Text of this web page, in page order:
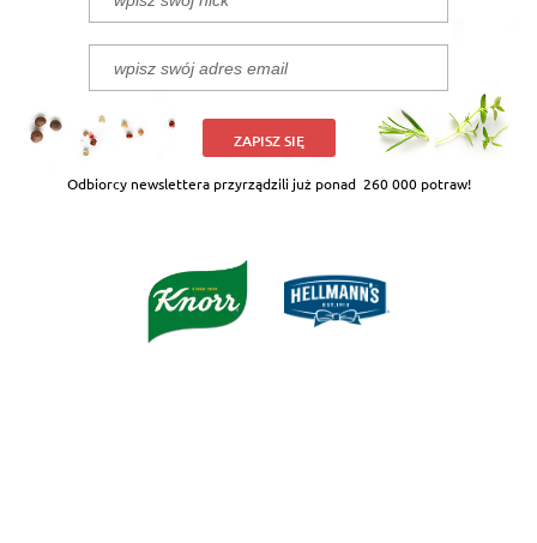
ZAPISZ SIĘ
Odbiorcy newslettera przyrządzili już ponad 260 000 potraw!